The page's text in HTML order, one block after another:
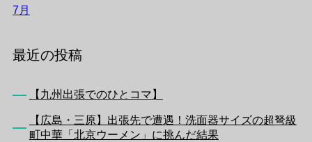
7月
最近の投稿
【九州出張でのひとコマ】
【広島・三原】出張先で遭遇！洗面器サイズの超弩級
町中華「北京ウーメン」に挑んだ結果